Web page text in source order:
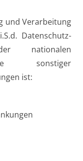
und Verarbeitung
Datenschutz­
nationalen
sonstiger
ist: